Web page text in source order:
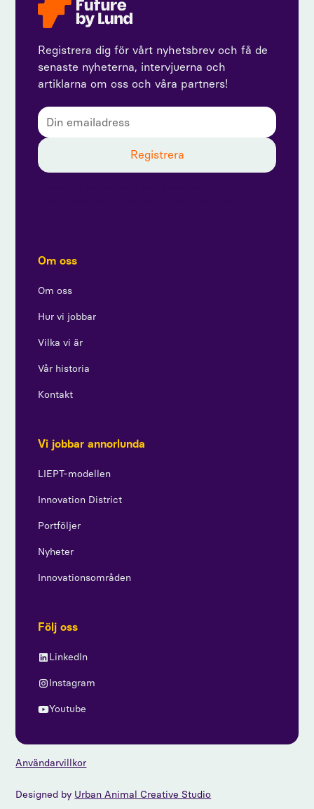
Registrera dig för vårt nyhetsbrev och få de
senaste nyheterna, intervjuerna och
artiklarna om oss och våra partners!
Om oss
Om oss
Hur vi jobbar
Vilka vi är
Vår historia
Kontakt
Vi jobbar annorlunda
LIEPT-modellen
Innovation District
Portföljer
Nyheter
Innovationsområden
Följ oss
LinkedIn
Instagram
Youtube
Designed by Urban Animal Creative Studio
Användarvillkor